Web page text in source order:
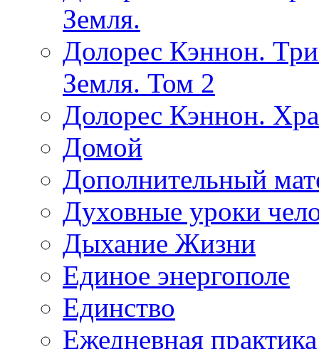
Земля.
Долорес Кэннон.
Земля. Том 2
Долорес Кэннон.
Домой
Дополнительный
Духовные уроки
Дыхание Жизни
Единое энергополе
Единство
Ежедневная практика